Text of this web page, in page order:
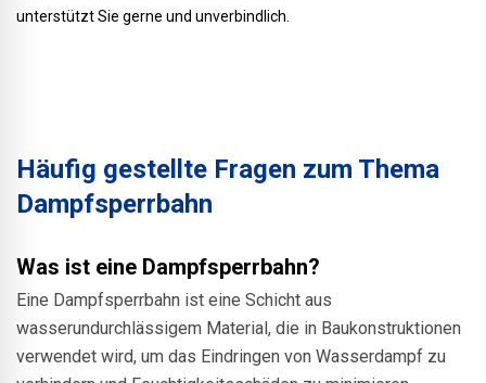
unterstützt Sie gerne und unverbindlich.
Häufig gestellte Fragen zum Thema
Dampfsperrbahn
Was ist eine Dampfsperrbahn?
Eine Dampfsperrbahn ist eine Schicht aus
wasserundurchlässigem Material, die in Baukonstruktionen
verwendet wird, um das Eindringen von Wasserdampf zu